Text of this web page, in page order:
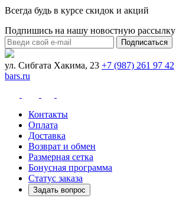
Всегда будь в курсе скидок и акций
Подпишись на нашу новостную рассылку
Подписаться
ул. Сибгата Хакима, 23 +7 (987) 261 97 42
bars.ru
Контакты
Оплата
Доставка
Возврат и обмен
Размерная сетка
Бонусная программа
Статус заказа
Задать вопрос